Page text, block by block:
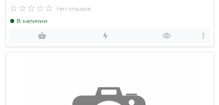
Нет отзывов
В наличии